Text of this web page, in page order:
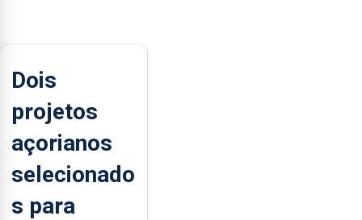
Dois
projetos
açorianos
selecionado
s para